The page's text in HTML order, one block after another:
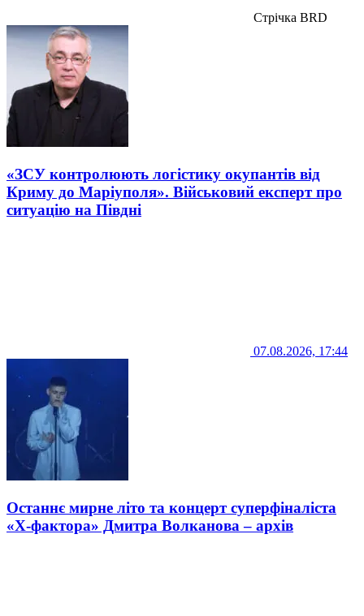
Стрічка BRD
«ЗСУ контролюють логістику окупантів від
Криму до Маріуполя». Військовий експерт про
ситуацію на Півдні
07.08.2026, 17:44
Останнє мирне літо та концерт суперфіналіста
«Х-фактора» Дмитра Волканова – архів